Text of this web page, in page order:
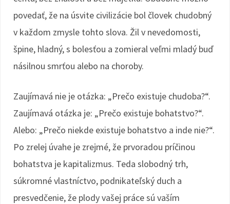
povedať, že na úsvite civilizácie bol človek chudobný
v každom zmysle tohto slova. Žil v nevedomosti,
špine, hladný, s bolesťou a zomieral veľmi mladý buď
násilnou smrťou alebo na choroby.
Zaujímavá nie je otázka: „Prečo existuje chudoba?“.
Zaujímavá otázka je: „Prečo existuje bohatstvo?“.
Alebo: „Prečo niekde existuje bohatstvo a inde nie?“.
Po zrelej úvahe je zrejmé, že prvoradou príčinou
bohatstva je kapitalizmus. Teda slobodný trh,
súkromné vlastníctvo, podnikateľský duch a
presvedčenie, že plody vašej práce sú vaším